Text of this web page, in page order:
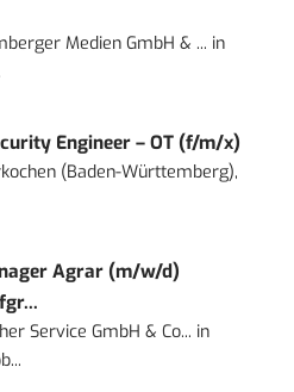
Medien GmbH & ... in
Engineer – OT (f/m/x)
(Baden-Württemberg),
Agrar (m/w/d)
Service GmbH & Co... in